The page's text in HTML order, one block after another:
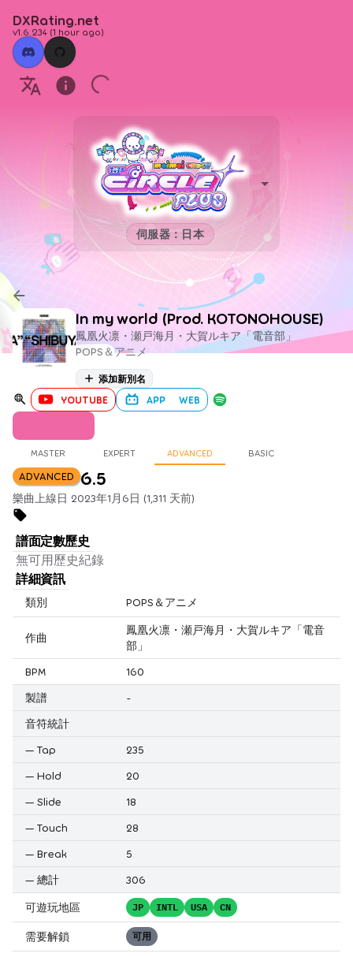
DXRating.net
v1.6.234 (1 hour ago)
伺服器：日本
In my world (Prod. KOTONOHOUSE)
鳳凰火凛・瀬戸海月・大賀ルキア「電音部」
POPS＆アニメ
添加新別名
YOUTUBE APP WEB
MASTER EXPERT ADVANCED BASIC
ADVANCED 6.5
樂曲上線日 2023年1月6日 (1,311 天前)
譜面定數歷史
無可用歷史紀錄
詳細資訊
類別 POPS＆アニメ
作曲
鳳凰火凛・瀬戸海月・大賀ルキア「電音
部」
BPM
160
製譜
-
音符統計
— Tap
235
— Hold
20
— Slide
18
— Touch
28
— Break
5
— 總計 306
可遊玩地區 JP INTL USA CN
需要解鎖 可用